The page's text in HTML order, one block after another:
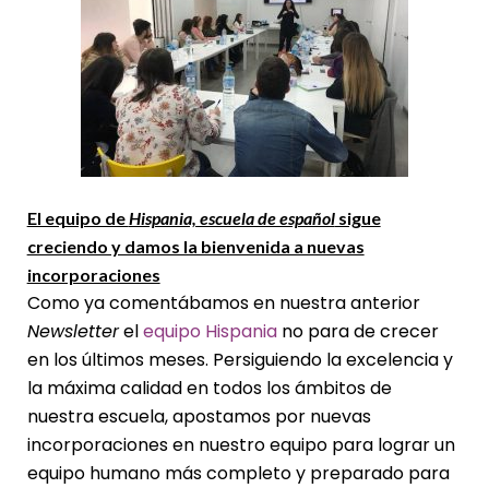
El equipo deHispania, escuela de españolsigue
creciendo y damos la bienvenida a nuevas
incorporaciones
Como ya comentábamos en nuestra anterior
Newsletterelequipo Hispaniano para de crecer
en los últimos meses. Persiguiendo la excelencia y
la máxima calidad en todos los ámbitos de
nuestra escuela, apostamos por nuevas
incorporaciones en nuestro equipo para lograr un
equipo humano más completo y preparado para